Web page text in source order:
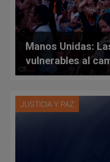
Manos Unidas:
vulnerables al
JUSTICIA Y PAZ